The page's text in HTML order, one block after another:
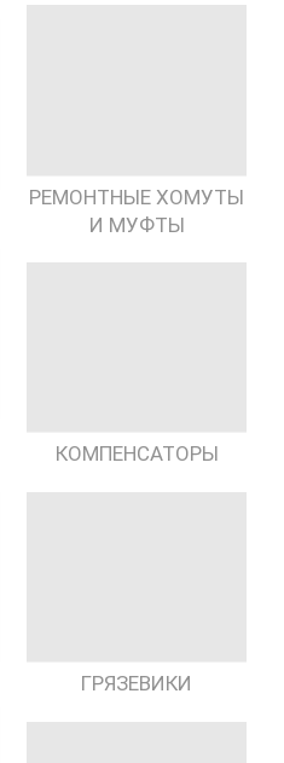
РЕМОНТНЫЕ ХОМУТЫ
И МУФТЫ
КОМПЕНСАТОРЫ
ГРЯЗЕВИКИ